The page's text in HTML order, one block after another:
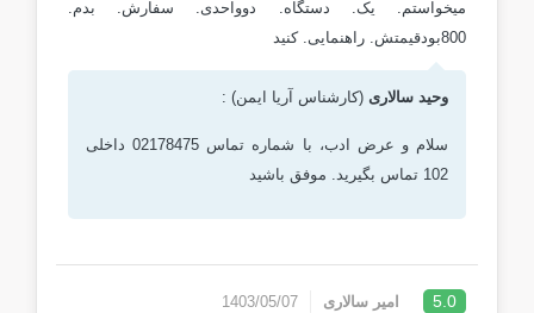
میخواستم. یک. دستگاه. دوواحدی. سفارش. بدم.
800بودقیمتش. راهنمایی. کنید
وحید سالاری (کارشناس آریا ایمن) :
سلام و عرض ادب، با شماره تماس 02178475 داخلی
102 تماس بگیرید. موفق باشید
5.0 امیر سالاری 1403/05/07